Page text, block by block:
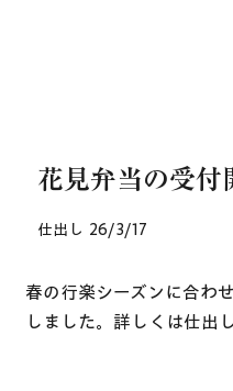
花見弁当の受付
仕出し 26/3/17
春の行楽シーズンに合わ
しました。詳しくは仕出